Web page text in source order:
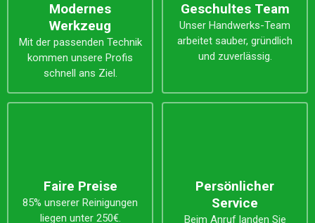
Modernes
Werkzeug
Mit der passenden Technik
kommen unsere Profis
schnell ans Ziel.
Geschultes Team
Unser Handwerks-Team
arbeitet sauber, gründlich
und zuverlässig.
Faire Preise
85% unserer Reinigungen
liegen unter 250€.
Persönlicher
Service
Beim Anruf landen Sie